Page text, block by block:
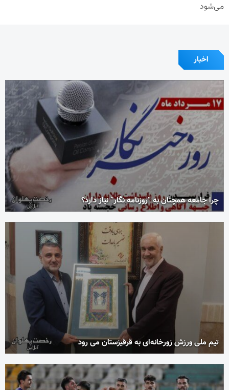
می‌شود
اخبار
چرا جامعه همچنان به “روزنامه نگار” نیاز دارد؟
تیم ملی ورزش زورخانه‌ای به قرقیزستان می رود